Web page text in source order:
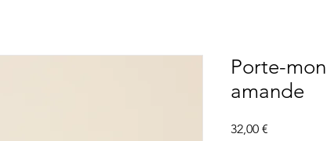
Porte-
amande
32,00 €